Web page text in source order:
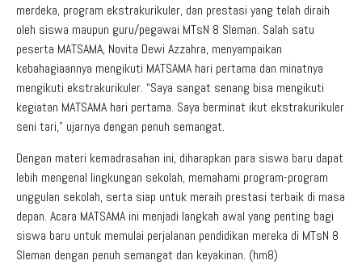
merdeka, program ekstrakurikuler, dan prestasi yang telah diraih
oleh siswa maupun guru/pegawai MTsN 8 Sleman. Salah satu
peserta MATSAMA, Novita Dewi Azzahra, menyampaikan
kebahagiaannya mengikuti MATSAMA hari pertama dan minatnya
mengikuti ekstrakurikuler. “Saya sangat senang bisa mengikuti
kegiatan MATSAMA hari pertama. Saya berminat ikut ekstrakurikuler
seni tari,” ujarnya dengan penuh semangat.
Dengan materi kemadrasahan ini, diharapkan para siswa baru dapat
lebih mengenal lingkungan sekolah, memahami program-program
unggulan sekolah, serta siap untuk meraih prestasi terbaik di masa
depan. Acara MATSAMA ini menjadi langkah awal yang penting bagi
siswa baru untuk memulai perjalanan pendidikan mereka di MTsN 8
Sleman dengan penuh semangat dan keyakinan. (hm8)